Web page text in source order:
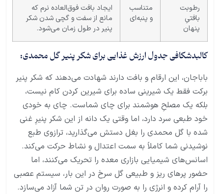
رطوبت
بافتیِ
پنهان
متناسب
و پنبه‌ای
ایجاد بافت فوق‌العاده نرم که
مانع از سفت و گچی شدن شکر
پنیر در طول زمان می‌شود.
کالبدشکافی جدول ارزش غذایی برای شکر پنیر گل محمدی:
باباجان، این ارقام و بافت دارند شهادت می‌دهند که شکر پنیر
برکت فقط یک شیرینی ساده برای شیرین کردن کام نیست،
بلکه یک مصلحِ هوشمند برای چای شماست. چای به خودی
خود طبعی سرد دارد، اما وقتی یک دانه از این شکر پنیرِ غنی
شده با گل محمدی را بغل دستش می‌گذارید، ترازوی طبع
نوشیدنی شما کاملاً به سمت اعتدال و نشاط حرکت می‌کند.
اسانس‌های شیمیایی بازاری معده را تحریک می‌کنند، اما
حضور پرهای ریز و طبیعی گل سرخ در این بار، سیستم عصبی
را آرام کرده و انرژی را به صورت روان در تن شما آزاد می‌سازد.